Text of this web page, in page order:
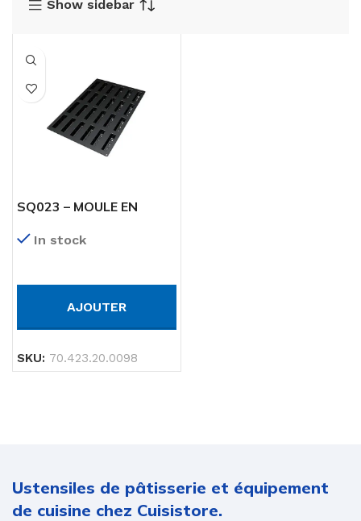
Show sidebar
SQ023 – MOULE EN
117X29,5 MM H 33 MM
In stock
AJOUTER
SKU: 70.423.20.0098
Ustensiles de pâtisserie et équipement
de cuisine chez Cuisistore.